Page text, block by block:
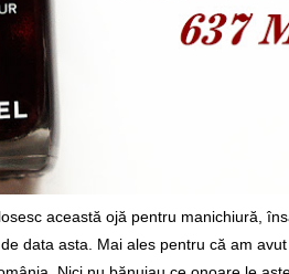
această ojă pentru manichiură,
data asta. Mai ales pentru că am